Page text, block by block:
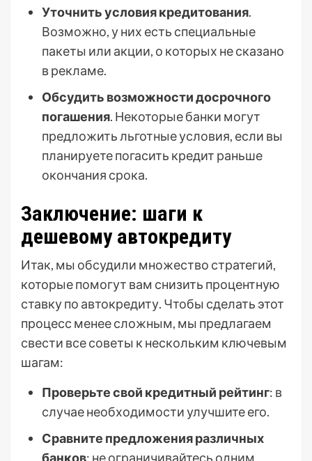
Уточнить условия кредитования.
Возможно, у них есть специальные
пакеты или акции, о которых не сказано
в рекламе.
Обсудить возможности досрочного
погашения. Некоторые банки могут
предложить льготные условия, если вы
планируете погасить кредит раньше
окончания срока.
Заключение: шаги к
дешевому автокредиту
Итак, мы обсудили множество стратегий,
которые помогут вам снизить процентную
ставку по автокредиту. Чтобы сделать этот
процесс менее сложным, мы предлагаем
свести все советы к нескольким ключевым
шагам:
Проверьте свой кредитный рейтинг: в
случае необходимости улучшите его.
Сравните предложения различных
банков: не ограничивайтесь одним